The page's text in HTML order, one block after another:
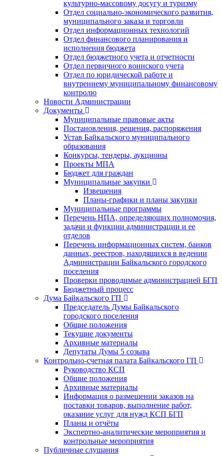
культурно-массовому досугу и туризму
Отдел социально-экономического развития,
муниципального заказа и торговли
Отдел информационных технологий
Отдел финансового планирования и
исполнения бюджета
Отдел бюджетного учета и отчетности
Отдел первичного воинского учета
Отдел по юридической работе и
внутреннему муниципальному финансовому
контролю
Новости Администрации
Документы
Муниципальные правовые акты
Постановления, решения, распоряжения
Устав Байкальского муниципального
образования
Конкурсы, тендеры, аукционы
Проекты МПА
Бюджет для граждан
Муниципальные закупки
Извещения
Планы-графики и планы закупки
Муниципальные программы
Перечень НПА, определяющих полномочия,
задачи и функции администрации и ее
отделов
Перечень информационных систем, банков
данных, реестров, находящихся в ведении
Администрации Байкальского городского
поселения
Проверки проводимые администрацией БГП
Бюджетный процесс
Дума Байкальского ГП
Председатель Думы Байкальского
городского поселения
Общие положения
Текущие документы
Архивные материалы
Депутаты Думы 5 созыва
Контрольно-счетная палата Байкальского ГП
Руководство КСП
Общие положения
Архивные материалы
Информация о размещении заказов на
поставки товаров, выполнение работ,
оказание услуг для нужд КСП БГП
Планы и отчёты
Экспертно-аналитические мероприятия и
контрольные мероприятия
Публичные слушания